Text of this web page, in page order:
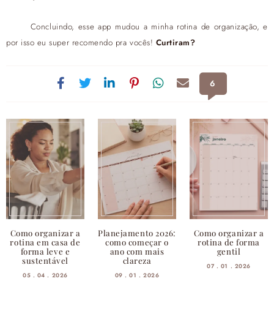
Concluindo, esse app mudou a minha rotina de organização, e
por isso eu super recomendo pra vocês! Curtiram?
6
Como organizar a
rotina em casa de
forma leve e
sustentável
05 . 04 . 2026
Planejamento 2026:
como começar o
ano com mais
clareza
09 . 01 . 2026
Como organizar a
rotina de forma
gentil
07 . 01 . 2026